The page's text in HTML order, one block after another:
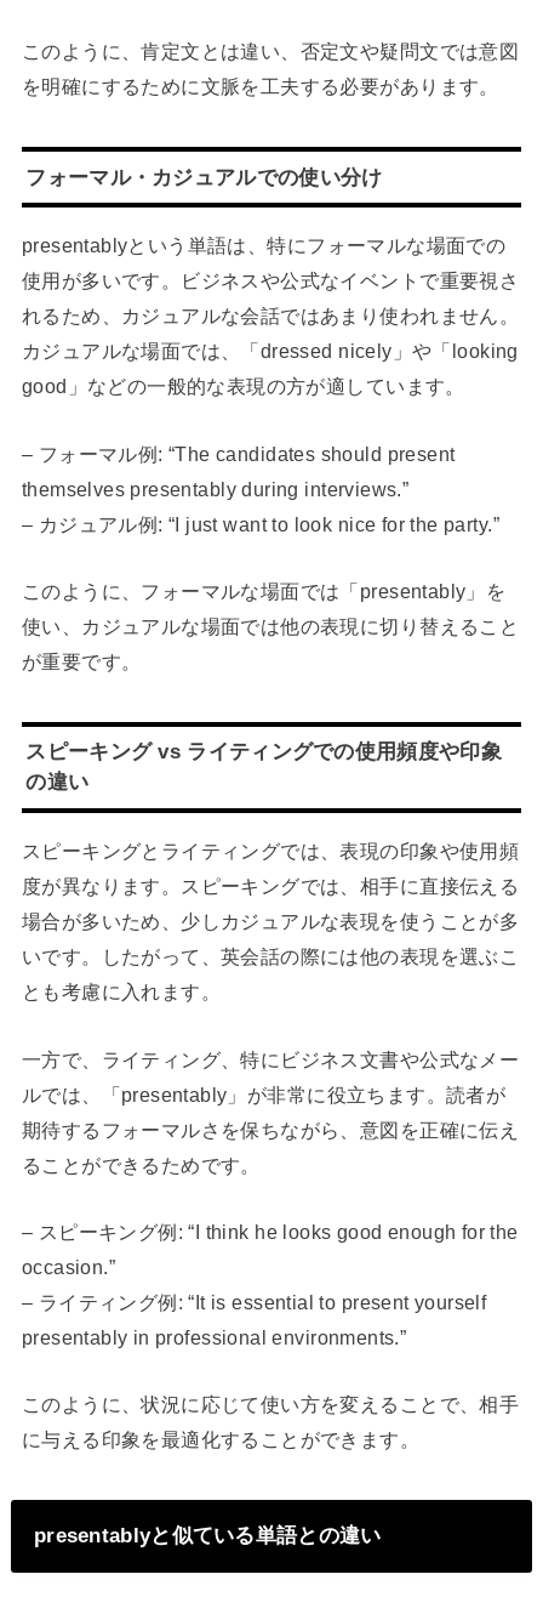
このように、肯定文とは違い、否定文や疑問文では意図
を明確にするために文脈を工夫する必要があります。
フォーマル・カジュアルでの使い分け
presentablyという単語は、特にフォーマルな場面での
使用が多いです。ビジネスや公式なイベントで重要視さ
れるため、カジュアルな会話ではあまり使われません。
カジュアルな場面では、「dressed nicely」や「looking
good」などの一般的な表現の方が適しています。
– フォーマル例: “The candidates should present
themselves presentably during interviews.”
– カジュアル例: “I just want to look nice for the party.”
このように、フォーマルな場面では「presentably」を
使い、カジュアルな場面では他の表現に切り替えること
が重要です。
スピーキング vs ライティングでの使用頻度や印象
の違い
スピーキングとライティングでは、表現の印象や使用頻
度が異なります。スピーキングでは、相手に直接伝える
場合が多いため、少しカジュアルな表現を使うことが多
いです。したがって、英会話の際には他の表現を選ぶこ
とも考慮に入れます。
一方で、ライティング、特にビジネス文書や公式なメー
ルでは、「presentably」が非常に役立ちます。読者が
期待するフォーマルさを保ちながら、意図を正確に伝え
ることができるためです。
– スピーキング例: “I think he looks good enough for the
occasion.”
– ライティング例: “It is essential to present yourself
presentably in professional environments.”
このように、状況に応じて使い方を変えることで、相手
に与える印象を最適化することができます。
presentablyと似ている単語との違い